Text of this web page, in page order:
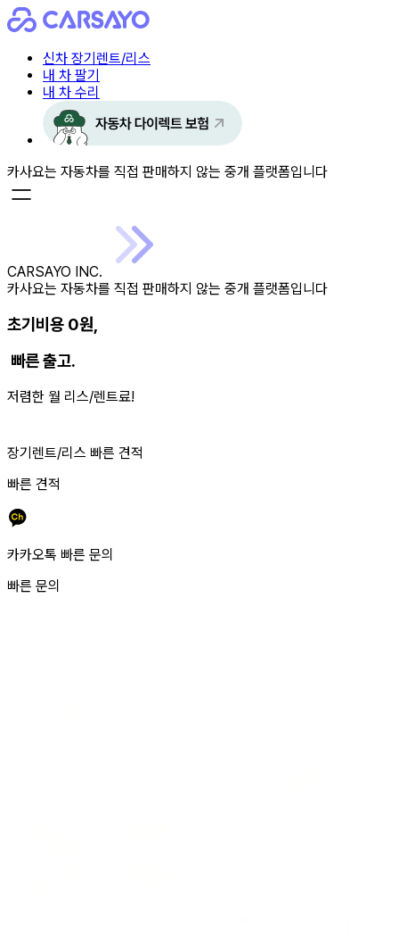
신차 장기렌트/리스
내 차 팔기
내 차 수리
카사요는 자동차를 직접 판매하지 않는 중개 플랫폼입니다
CARSAYO INC.
카사요는 자동차를 직접 판매하지 않는 중개 플랫폼입니다
초기비용 0원,
빠른 출고.
저렴한 월 리스/렌트료!
장기렌트/리스 빠른 견적
빠른 견적
카카오톡 빠른 문의
빠른 문의